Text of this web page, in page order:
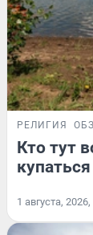
РЕЛИГИЯ
Кто тут
1 августа,